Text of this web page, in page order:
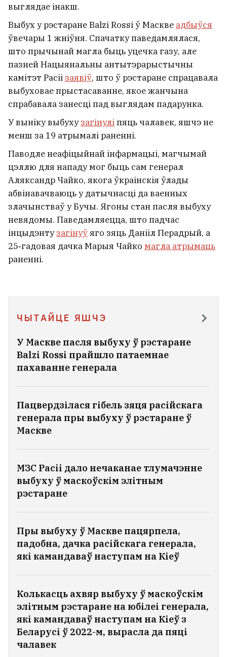
выглядае інакш.
Выбух у рэстаране Balzi Rossi ў Маскве адбыўся
ўвечары 1 жніўня. Спачатку паведамлялася,
што прычынай магла быць уцечка газу, але
пазней Нацыянальны антытэрарыстычны
камітэт Расіі заявіў, што ў рэстаране спрацавала
выбуховае прыстасаванне, якое жанчына
спрабавала занесці пад выглядам падарунка.
У выніку выбухузагінуліпяць чалавек, яшчэ не
менш за 19 атрымалі раненні.
Паводле неафіцыйнай інфармацыі, магчымай
цэллю для нападу мог быць сам генерал
Аляксандр Чайко, якога ўкраінскія ўлады
абвінавачваюць у датычнасці да ваенных
злачынстваў у Бучы. Ягоны стан пасля выбуху
невядомы. Паведамляецца, што падчас
інцыдэнтузагінуўяго зяць Данііл Перадрый, а
25‑гадовая дачка Марыя Чайко магла атрымаць
раненні.
ЧЫТАЙЦЕ ЯШЧЭ
У Маскве пасля выбуху ў рэстаране
Balzi Rossi прайшло патаемнае
пахаванне генерала
Пацвердзілася гібель зяця расійскага
генерала пры выбуху ў рэстаране ў
Маскве
МЗС Расіі дало нечаканае тлумачэнне
выбуху ў маскоўскім элітным
рэстаране
Пры выбуху ў Маскве пацярпела,
падобна, дачка расійскага генерала,
які камандаваў наступам на Кіеў
Колькасць ахвяр выбуху ў маскоўскім
элітным рэстаране на юбілеі генерала,
які камандаваў наступам на Кіеў з
Беларусі ў 2022-м, вырасла да пяці
чалавек